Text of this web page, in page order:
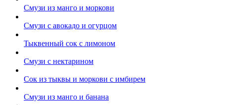
Смузи из манго и моркови
Смузи с авокадо и огурцом
Тыквенный сок с лимоном
Смузи с нектарином
Сок из тыквы и моркови с имбирем
Смузи из манго и банана